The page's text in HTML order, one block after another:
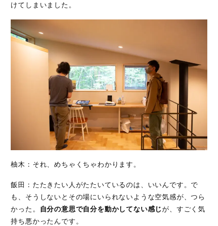
けてしまいました。
柚木：それ、めちゃくちゃわかります。
飯田：たたきたい人がたたいているのは、いいんです。で
も、そうしないとその場にいられないような空気感が、つら
かった。
自分の意思で自分を動かしてない感じが、すごく気
持ち悪かったんです。